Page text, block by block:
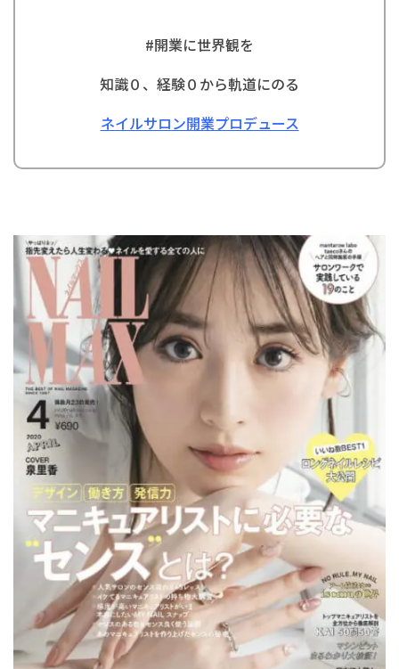
#開業に世界観を
知識０、経験０から軌道にのる
ネイルサロン開業プロデュース